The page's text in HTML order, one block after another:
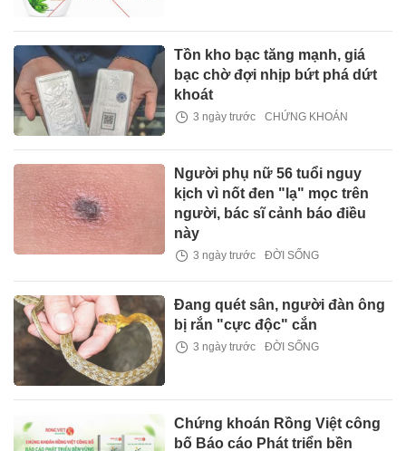
Tồn kho bạc tăng mạnh, giá
bạc chờ đợi nhịp bứt phá dứt
khoát
3 ngày trước CHỨNG KHOÁN
Người phụ nữ 56 tuổi nguy
kịch vì nốt đen "lạ" mọc trên
người, bác sĩ cảnh báo điều
này
3 ngày trước ĐỜI SỐNG
Đang quét sân, người đàn ông
bị rắn "cực độc" cắn
3 ngày trước ĐỜI SỐNG
Chứng khoán Rồng Việt công
bố Báo cáo Phát triển bền